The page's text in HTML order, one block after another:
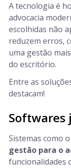
A tecnologia é
advocacia
escolhidas não
reduzem erros,
uma gestão
do escritório.
Entre as
destacam!
Softwares
Sistemas como
gestão para o
funcionalidades